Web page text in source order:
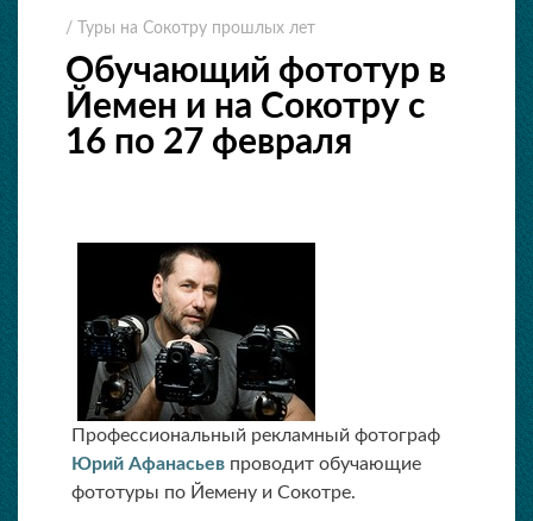
/ Туры на Сокотру прошлых лет
Обучающий фототур в
Йемен и на Сокотру с
16 по 27 февраля
Профессиональный рекламный фотограф
Юрий Афанасьевпроводит обучающие
фототуры по Йемену и Сокотре.